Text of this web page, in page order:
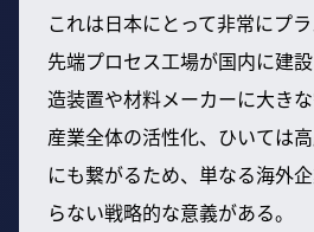
これは日本にとって非常にプ
先端プロセス工場が国内に建
造装置や材料メーカーに大き
産業全体の活性化、ひいては
にも繋がるため、単なる海外
らない戦略的な意義がある。